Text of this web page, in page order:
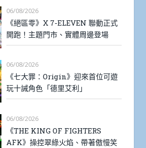
06/08/2026
《絕區零》X 7-ELEVEN 聯動正式
開跑！主題門市、實體周邊登場
06/08/2026
《七大罪：Origin》迎來首位可遊
玩十誡角色「德里艾利」
06/08/2026
《THE KING OF FIGHTERS
AFK》操控翠綠火焰、帶著傲慢笑